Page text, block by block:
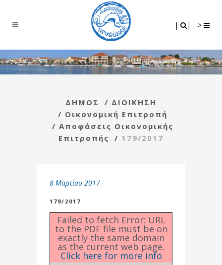
| | ->
ΔΗΜΟΣ / ΔΙΟΙΚΗΣΗ
/ Οικονομική Επιτροπή
/ Αποφάσεις Οικονομικής
Επιτροπής
/ 179/2017
8 Μαρτίου 2017
179/2017
Failed to fetch Error: URL
to the PDF file must be on
exactly the same domain
as the current web page.
Click here for more info